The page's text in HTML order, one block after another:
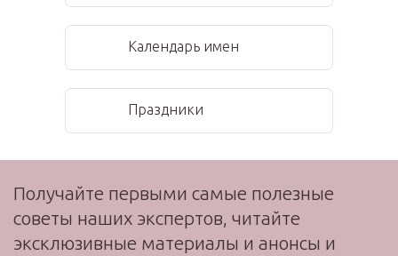
Календарь имен
Праздники
Получайте первыми самые полезные
советы наших экспертов, читайте
эксклюзивные материалы и анонсы и